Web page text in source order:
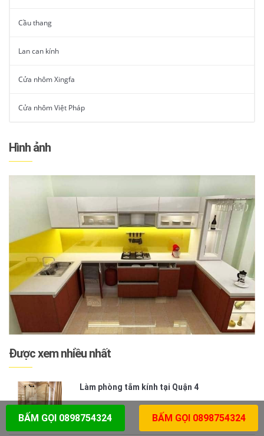
Cầu thang
Lan can kính
Cửa nhôm Xingfa
Cửa nhôm Việt Pháp
Hình ảnh
Được xem nhiều nhất
Làm phòng tắm kính tại Quận 4
BẤM GỌI 0898754324 BẤM GỌI 0898754324